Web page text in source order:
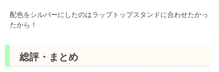
配色をシルバーにしたのはラップトップスタンドに合わせたかっ
たから！
総評・まとめ